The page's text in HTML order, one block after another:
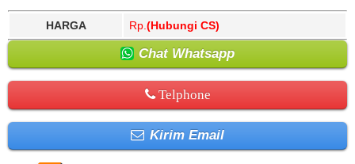
HARGA Rp. (Hubungi CS)
Chat Whatsapp
Telphone
Kirim Email